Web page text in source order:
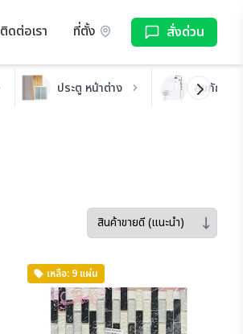
ติดต่อเรา ที่ตั้ง สั่งด่วน
ประตู หน้าต่าง
สุขภัณฑ์ ห้
Sort by
เหลือ: 9 แผ่น